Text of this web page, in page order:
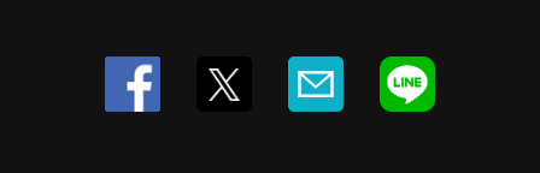
宮城県仙台市青葉区国分町２-10‐10 かつとくビル１F
https://issenkaku.owst.jp/coupons/94290835